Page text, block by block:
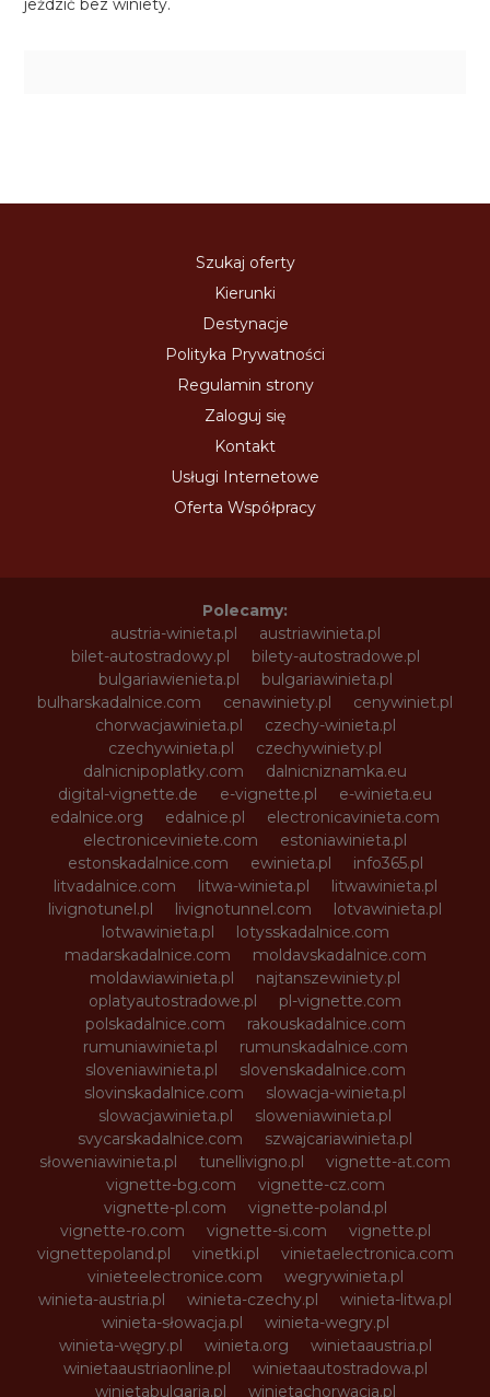
jeździć bez winiety.
Szukaj oferty
Kierunki
Destynacje
Polityka Prywatności
Regulamin strony
Zaloguj się
Kontakt
Usługi Internetowe
Oferta Współpracy
Polecamy:
austria-winieta.pl
austriawinieta.pl
bilet-autostradowy.pl
bilety-autostradowe.pl
bulgariawienieta.pl
bulgariawinieta.pl
bulharskadalnice.com
cenawiniety.pl
cenywiniet.pl
chorwacjawinieta.pl
czechy-winieta.pl
czechywinieta.pl
czechywiniety.pl
dalnicnipoplatky.com
dalnicniznamka.eu
digital-vignette.de
e-vignette.pl
e-winieta.eu
edalnice.org
edalnice.pl
electronicavinieta.com
electroniceviniete.com
estoniawinieta.pl
estonskadalnice.com
ewinieta.pl
info365.pl
litvadalnice.com
litwa-winieta.pl
litwawinieta.pl
livignotunel.pl
livignotunnel.com
lotvawinieta.pl
lotwawinieta.pl
lotysskadalnice.com
madarskadalnice.com
moldavskadalnice.com
moldawiawinieta.pl
najtanszewiniety.pl
oplatyautostradowe.pl
pl-vignette.com
polskadalnice.com
rakouskadalnice.com
rumuniawinieta.pl
rumunskadalnice.com
sloveniawinieta.pl
slovenskadalnice.com
slovinskadalnice.com
slowacja-winieta.pl
slowacjawinieta.pl
sloweniawinieta.pl
svycarskadalnice.com
szwajcariawinieta.pl
słoweniawinieta.pl
tunellivigno.pl
vignette-at.com
vignette-bg.com
vignette-cz.com
vignette-pl.com
vignette-poland.pl
vignette-ro.com
vignette-si.com
vignette.pl
vignettepoland.pl
vinetki.pl
vinietaelectronica.com
vinieteelectronice.com
wegrywinieta.pl
winieta-austria.pl
winieta-czechy.pl
winieta-litwa.pl
winieta-słowacja.pl
winieta-wegry.pl
winieta-węgry.pl
winieta.org
winietaaustria.pl
winietaaustriaonline.pl
winietaautostradowa.pl
winietabulgaria.pl
winietachorwacja.pl